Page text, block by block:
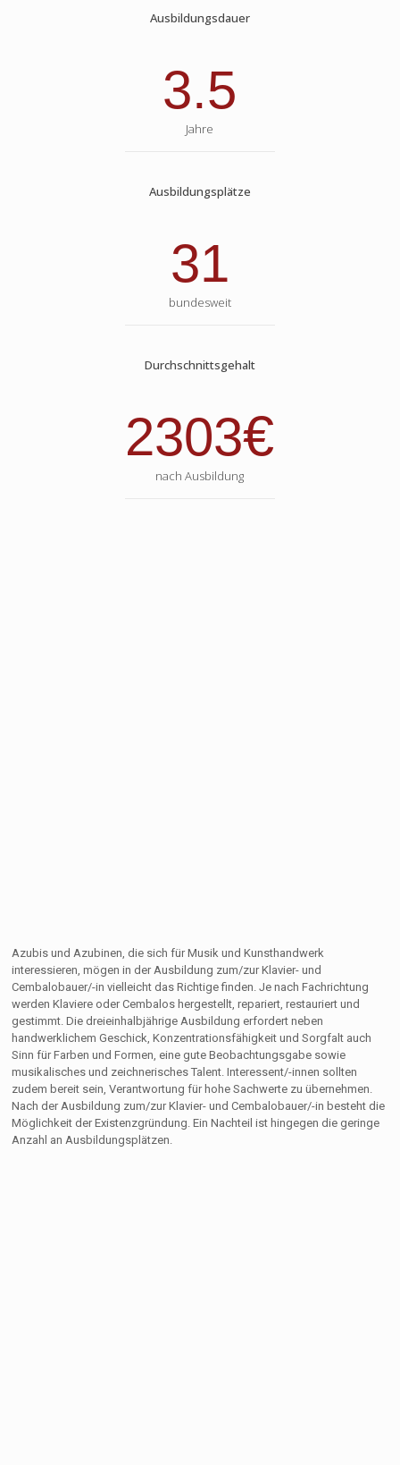
Ausbildungsdauer
3.5
Jahre
Ausbildungsplätze
31
bundesweit
Durchschnittsgehalt
2303€
nach Ausbildung
Azubis und Azubinen, die sich für Musik und Kunsthandwerk
interessieren, mögen in der Ausbildung zum/zur Klavier- und
Cembalobauer/-in vielleicht das Richtige finden. Je nach Fachrichtung
werden Klaviere oder Cembalos hergestellt, repariert, restauriert und
gestimmt. Die dreieinhalbjährige Ausbildung erfordert neben
handwerklichem Geschick, Konzentrationsfähigkeit und Sorgfalt auch
Sinn für Farben und Formen, eine gute Beobachtungsgabe sowie
musikalisches und zeichnerisches Talent. Interessent/-innen sollten
zudem bereit sein, Verantwortung für hohe Sachwerte zu übernehmen.
Nach der Ausbildung zum/zur Klavier- und Cembalobauer/-in besteht die
Möglichkeit der Existenzgründung. Ein Nachteil ist hingegen die geringe
Anzahl an Ausbildungsplätzen.